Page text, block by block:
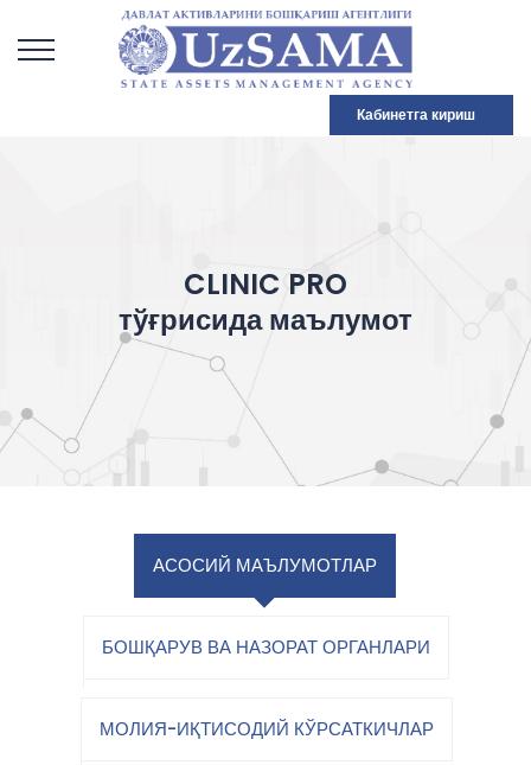
Кабинетга кириш
CLINIC PRO
тўғрисида маълумот
АСОСИЙ МАЪЛУМОТЛАР
БОШҚАРУВ ВА НАЗОРАТ ОРГАНЛАРИ
МОЛИЯ-ИҚТИСОДИЙ КЎРСАТКИЧЛАР